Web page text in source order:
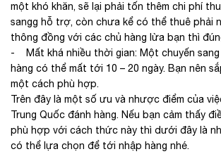
một khó khăn, sẽ lại phải tốn thêm chi phí
sangg hỗ trợ, còn chưa kể có thể thuê phải
thông đồng với các chủ hàng lừa bạn thì
- Mất khá nhiều thời gian: Một chuyến sang
hàng có thể mất tới 10 – 20 ngày. Bạn nên
một cách phù hợp.
Trên đây là một số ưu và nhược điểm của
Trung Quốc đánh hàng. Nếu bạn cảm thấy
phù hợp với cách thức này thì dưới đây là
có thể lựa chọn để tới nhập hàng nhé.